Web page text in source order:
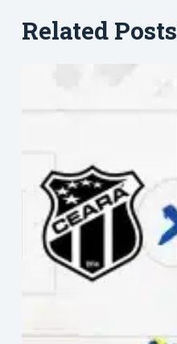
Related Posts